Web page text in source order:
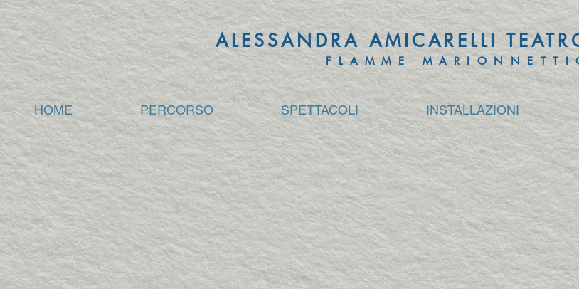
ALESSANDRA AMICARELLI
FLAMME
HOME PERCORSO SPETTACOLI INSTALLAZIONI